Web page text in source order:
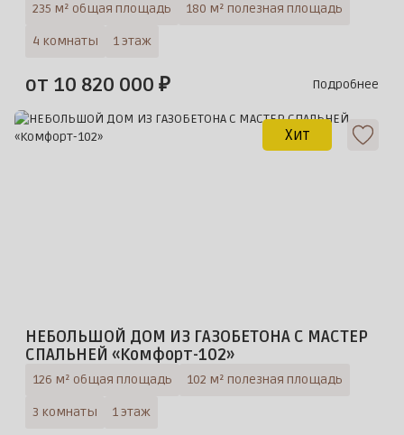
235 м² общая площадь 180 м² полезная площадь
4 комнаты 1 этаж
от 10 820 000 ₽ Подробнее
Хит
НЕБОЛЬШОЙ ДОМ ИЗ ГАЗОБЕТОНА С МАСТЕР
СПАЛЬНЕЙ «Комфорт-102»
126 м² общая площадь 102 м² полезная площадь
3 комнаты 1 этаж